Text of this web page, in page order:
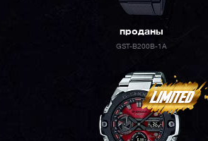
проданы
GST-B200B-1A